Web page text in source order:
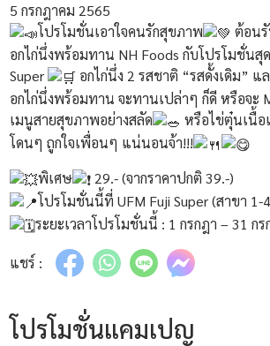
5 กรกฎาคม 2565
โปรโมชั่นเอาใจคนรักสุขภาพ
ต้อนรั
อกไก่นึ่งพร้อมทาน NH Foods กับโปรโมชั่นสุ
Super
อกไก่นึ่ง 2 รสชาติ “รสดั้งเดิม” แ
อกไก่นึ่งพร้อมทาน จะทานเปล่าๆ ก็ดี หรือจะ
เมนูสายสุขภาพอย่างสลัด
หรือไข่ตุ๋นเนื้อ
โดนๆ ถูกใจเพื่อนๆ แน่นอนจ้า!!!
พิเศษ
29.- (จากราคาปกติ 39.-)
โปรโมชั่นนี้ที่ UFM Fuji Super (สาขา 1-
ระยะเวลาโปรโมชั่นนี้ : 1 กรกฎา – 31 ก
แชร์ :
โปรโมชั่นแคมเปญ